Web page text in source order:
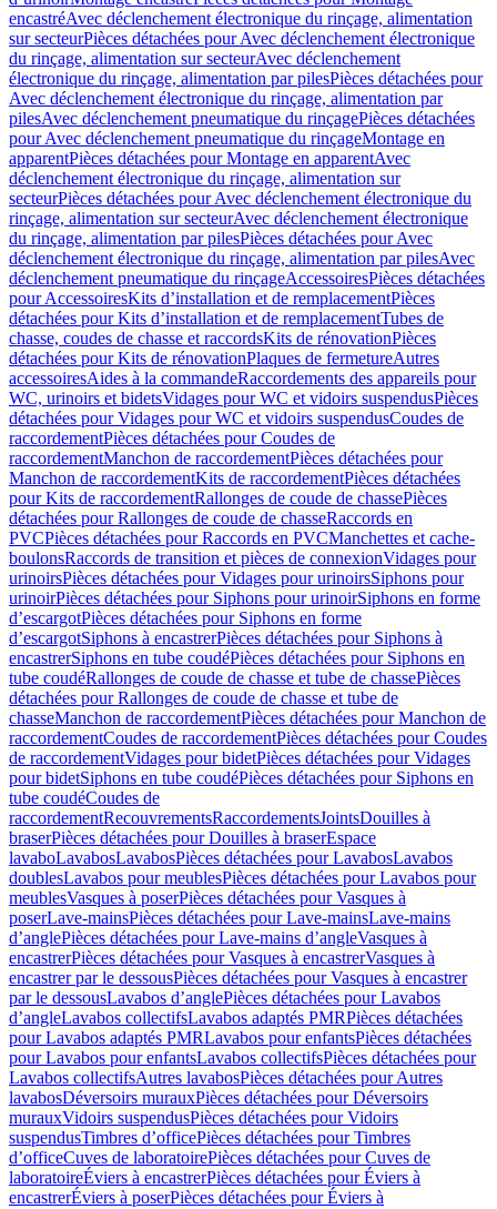
encastréAvec déclenchement électronique du rinçage, alimentation
sur secteurPièces détachées pour Avec déclenchement électronique
du rinçage, alimentation sur secteurAvec déclenchement
électronique du rinçage, alimentation par pilesPièces détachées pour
Avec déclenchement électronique du rinçage, alimentation par
pilesAvec déclenchement pneumatique du rinçagePièces détachées
pour Avec déclenchement pneumatique du rinçageMontage en
apparentPièces détachées pour Montage en apparentAvec
déclenchement électronique du rinçage, alimentation sur
secteurPièces détachées pour Avec déclenchement électronique du
rinçage, alimentation sur secteurAvec déclenchement électronique
du rinçage, alimentation par pilesPièces détachées pour Avec
déclenchement électronique du rinçage, alimentation par pilesAvec
déclenchement pneumatique du rinçageAccessoiresPièces détachées
pour AccessoiresKits d’installation et de remplacementPièces
détachées pour Kits d’installation et de remplacementTubes de
chasse, coudes de chasse et raccordsKits de rénovationPièces
détachées pour Kits de rénovationPlaques de fermetureAutres
accessoiresAides à la commandeRaccordements des appareils pour
WC, urinoirs et bidetsVidages pour WC et vidoirs suspendusPièces
détachées pour Vidages pour WC et vidoirs suspendusCoudes de
raccordementPièces détachées pour Coudes de
raccordementManchon de raccordementPièces détachées pour
Manchon de raccordementKits de raccordementPièces détachées
pour Kits de raccordementRallonges de coude de chassePièces
détachées pour Rallonges de coude de chasseRaccords en
PVCPièces détachées pour Raccords en PVCManchettes et cache-
boulonsRaccords de transition et pièces de connexionVidages pour
urinoirsPièces détachées pour Vidages pour urinoirsSiphons pour
urinoirPièces détachées pour Siphons pour urinoirSiphons en forme
d’escargotPièces détachées pour Siphons en forme
d’escargotSiphons à encastrerPièces détachées pour Siphons à
encastrerSiphons en tube coudéPièces détachées pour Siphons en
tube coudéRallonges de coude de chasse et tube de chassePièces
détachées pour Rallonges de coude de chasse et tube de
chasseManchon de raccordementPièces détachées pour Manchon de
raccordementCoudes de raccordementPièces détachées pour Coudes
de raccordementVidages pour bidetPièces détachées pour Vidages
pour bidetSiphons en tube coudéPièces détachées pour Siphons en
tube coudéCoudes de
raccordementRecouvrementsRaccordementsJointsDouilles à
braserPièces détachées pour Douilles à braserEspace
lavaboLavabosLavabosPièces détachées pour LavabosLavabos
doublesLavabos pour meublesPièces détachées pour Lavabos pour
meublesVasques à poserPièces détachées pour Vasques à
poserLave-mainsPièces détachées pour Lave-mainsLave-mains
d’anglePièces détachées pour Lave-mains d’angleVasques à
encastrerPièces détachées pour Vasques à encastrerVasques à
encastrer par le dessousPièces détachées pour Vasques à encastrer
par le dessousLavabos d’anglePièces détachées pour Lavabos
d’angleLavabos collectifsLavabos adaptés PMRPièces détachées
pour Lavabos adaptés PMRLavabos pour enfantsPièces détachées
pour Lavabos pour enfantsLavabos collectifsPièces détachées pour
Lavabos collectifsAutres lavabosPièces détachées pour Autres
lavabosDéversoirs murauxPièces détachées pour Déversoirs
murauxVidoirs suspendusPièces détachées pour Vidoirs
suspendusTimbres dʼofficePièces détachées pour Timbres
dʼofficeCuves de laboratoirePièces détachées pour Cuves de
laboratoireÉviers à encastrerPièces détachées pour Éviers à
encastrerÉviers à poserPièces détachées pour Éviers à